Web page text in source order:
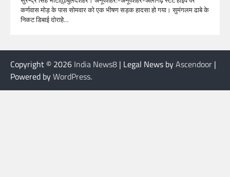
कर्णवास मोड़ के पास सोमवार को एक भीषण सड़क हादसा हो गया। सुमंगलम ढाबे के
निकट डिबाई दोराहे…
Copyright © 2026 India News8 | Legal News byAscendoor |
Powered byWordPress.